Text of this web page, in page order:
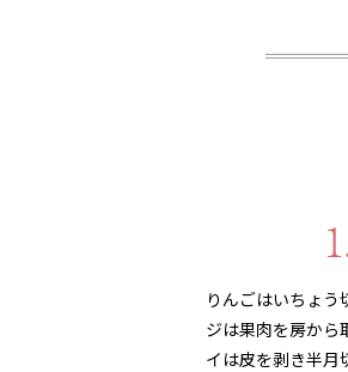
りんごはいちょう
ジは果肉を房から
イは皮を剥き半月